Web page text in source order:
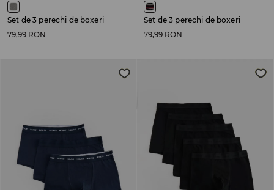
Set de 3 perechi de boxeri
79,99 RON
Set de 3 perechi de boxeri
79,99 RON